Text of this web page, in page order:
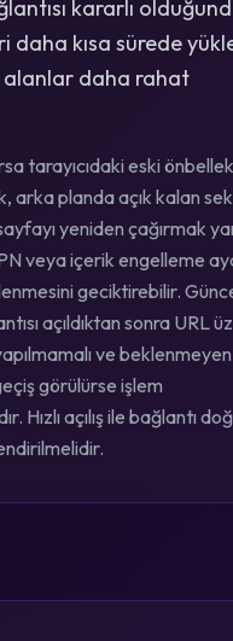
kararlı
daha kısa sürede
daha rahat
tarayıcıdaki eski önbellek
arka planda açık kalan
yeniden çağırmak
veya içerik engelleme
geciktirebilir.
açıldıktan sonra URL
ve
görülürse işlem
Hızlı açılış ile bağlantı